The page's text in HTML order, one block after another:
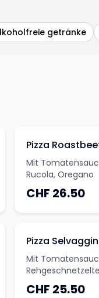
getränke
Pizza
Mit
Rucola, Oregano
CHF 26.50
Pizza
Mit
CHF 25.50